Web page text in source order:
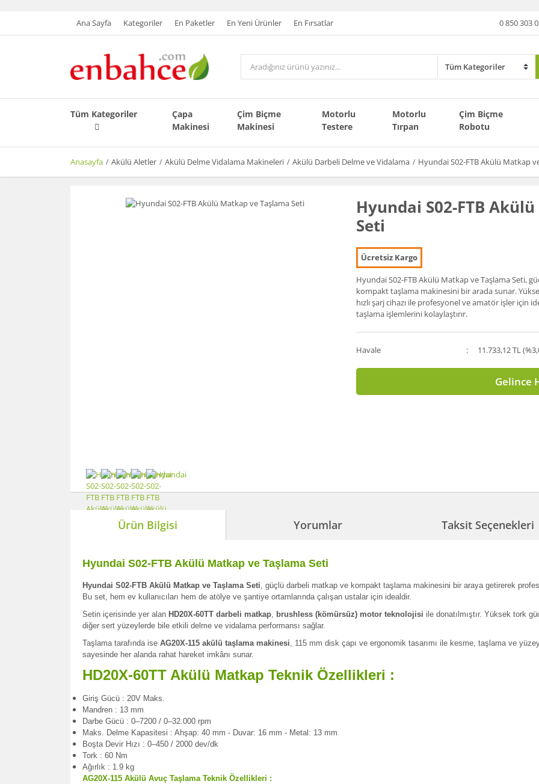
Ana Sayfa Kategoriler En Paketler En Yeni Ürünler En Fırsatlar 0 850 303
Tüm Kategoriler
Çapa
Makinesi
Çim Biçme
Makinesi
Motorlu
Testere
Motorlu
Tırpan
Çim Biçme
Robotu
Anasayfa Akülü Aletler Akülü Delme Vidalama Makineleri Akülü Darbeli Delme ve Vidalama Hyundai S02-FTB Akülü Matkap
Hyundai S02-FTB
Seti
Ücretsiz Kargo
Hyundai S02-FTB Akülü Matkap ve Taşlama Seti,
kompakt taşlama makinesini bir arada sunar.
hızlı şarj cihazı ile profesyonel ve amatör işler için
taşlama işlemlerini kolaylaştırır.
Havale 11.733,12 TL
Gelince
Ürün Bilgisi Yorumlar Taksit Seçenekleri
Hyundai S02-FTB Akülü Matkap ve Taşlama Seti
Hyundai S02-FTB Akülü Matkap ve Taşlama Seti, güçlü darbeli matkap ve kompakt taşlama makinesini bir araya getirerek
Bu set, hem ev kullanıcıları hem de atölye ve şantiye ortamlarında çalışan ustalar için idealdir.
Setin içerisinde yer alan HD20X-60TT darbeli matkap, brushless (kömürsüz) motor teknolojisi ile donatılmıştır. Yüksek tork
diğer sert yüzeylerde bile etkili delme ve vidalama performansı sağlar.
Taşlama tarafında ise AG20X-115 akülü taşlama makinesi, 115 mm disk çapı ve ergonomik tasarımı ile kesme, taşlama ve
sayesinde her alanda rahat hareket imkânı sunar.
HD20X-60TT Akülü Matkap Teknik Özellikleri :
Giriş Gücü : 20V Maks.
Mandren : 13 mm
Darbe Gücü : 0–7200 / 0–32.000 rpm
Maks. Delme Kapasitesi : Ahşap: 40 mm - Duvar: 16 mm - Metal: 13 mm
Boşta Devir Hızı : 0–450 / 2000 dev/dk
Tork : 60 Nm
Ağırlık : 1.9 kg
AG20X-115 Akülü Avuç Taşlama Teknik Özellikleri :